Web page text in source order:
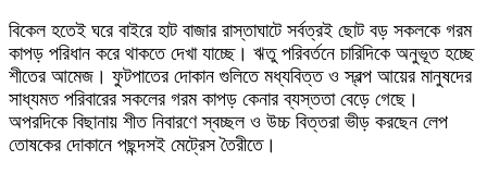
বিকেল হতেই ঘরে বাইরে হাট বাজার রাস্তাঘাটে সর্বত্রই ছোট বড় সকলকে গরম
কাপড় পরিধান করে থাকতে দেখা যাচ্ছে। ঋতু পরিবর্তনে চারিদিকে অনুভূত হচ্ছে
শীতের আমেজ। ফুটপাতের দোকান গুলিতে মধ্যবিত্ত ও স্বল্প আয়ের মানুষদের
সাধ্যমত পরিবারের সকলের গরম কাপড় কেনার ব্যস্ততা বেড়ে গেছে।
অপরদিকে বিছানায় শীত নিবারণে স্বচ্ছল ও উচ্চ বিত্তরা ভীড় করছেন লেপ
তোষকের দোকানে পছন্দসই মেট্রেস তৈরীতে।